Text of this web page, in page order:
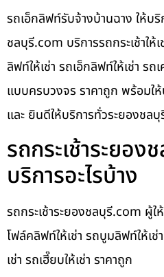
รถเอ็กลิฟท์รับจ้างบ้านฉาง ให้บริ
ชลบุรี.com บริการรถกระเช้าให้
ลิฟท์ให้เช่า รถเอ็กลิฟท์ให้เช่า รถเ
แบบครบวงจร ราคาถูก พร้อมใ
และ ยินดีให้บริการทั่วระยองชล
รถกระเช้าระยอง
บริการอะไรบ้าง
รถกระเช้าระยองชลบุรี.com ผู้ใ
โฟล์คลิฟท์ให้เช่า รถบูมลิฟท์ให้เช่
เช่า รถเฮี๊ยบให้เช่า ราคาถูก